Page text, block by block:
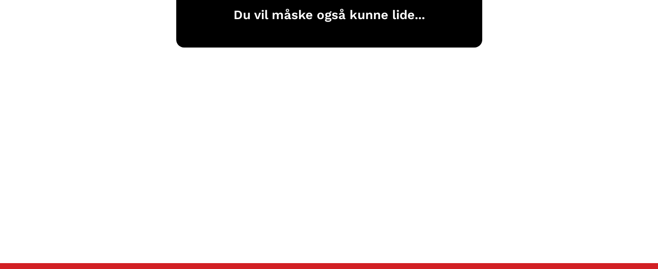
Du vil måske også kunne lide...